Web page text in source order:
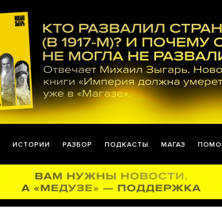
ИСТОРИИ РАЗБОР ПОДКАСТЫ МАГАЗ